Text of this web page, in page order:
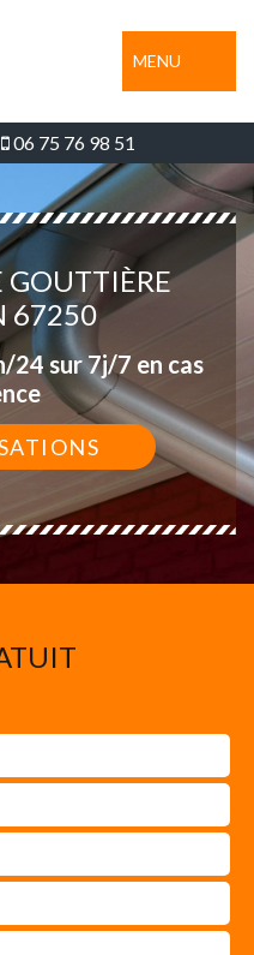
MENU
06 75 76 98 51
GOUTTIÈRE
67250
24 sur 7j/7 en cas